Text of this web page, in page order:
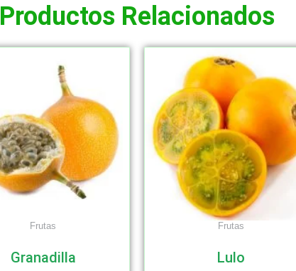
Productos Relacionados
Frutas
Granadilla
Frutas
Lulo